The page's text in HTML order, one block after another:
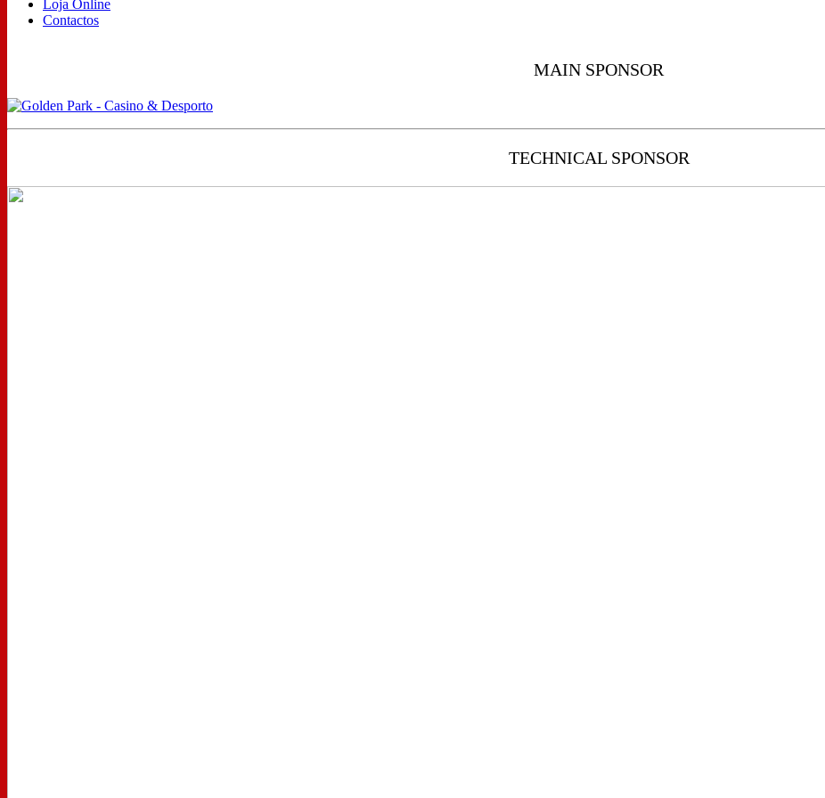
Loja Online
Contactos
MAIN SPONSOR
TECHNICAL SPONSOR